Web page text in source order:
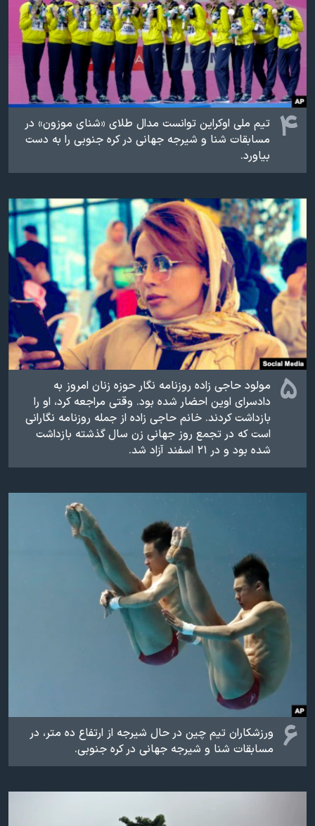
۴ تیم ملی اوکراین توانست مدال طلای «شنای موزون» در
مسابقات شنا و شیرجه جهانی در کره جنوبی را به دست
بیاورد.
۵
مولود حاجی زاده روزنامه نگار حوزه زنان امروز به
دادسرای اوین احضار شده بود. وقتی مراجعه کرد، او را
بازداشت کردند. خانم حاجی زاده از جمله روزنامه نگارانی
است که در تجمع روز جهانی زن سال گذشته بازداشت
شده بود و در ۲۱ اسفند آزاد شد.
۶
ورزشکاران تیم چین در حال شیرجه از ارتفاع ده متر، در
مسابقات شنا و شیرجه جهانی در کره جنوبی.